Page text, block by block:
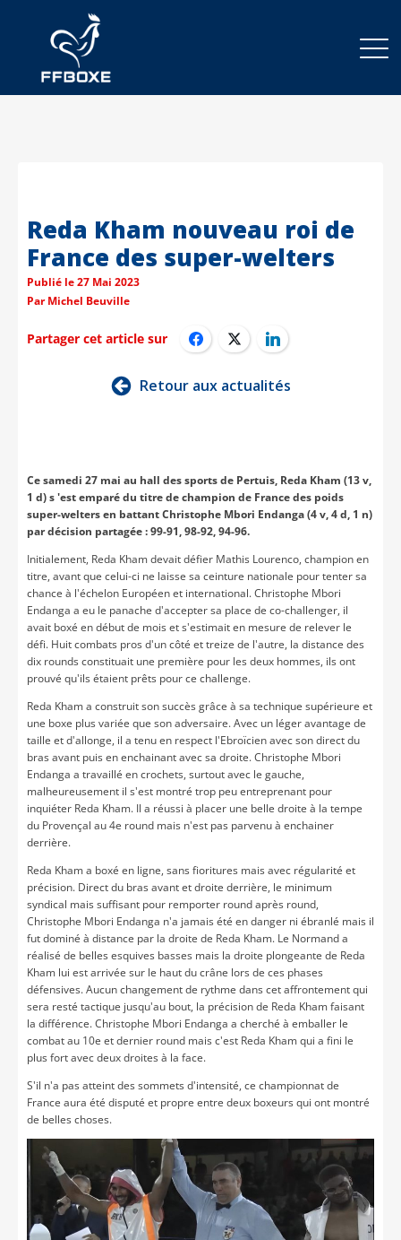
Reda Kham nouveau roi de
France des super-welters
Publié le27 Mai 2023
ParMichel Beuville
Partager cet article sur
Retour aux actualités
Ce samedi 27 mai au hall des sports de Pertuis, Reda Kham (13 v,
1 d) s 'est emparé du titre de champion de France des poids
super-welters en battant Christophe Mbori Endanga (4 v, 4 d, 1 n)
par décision partagée : 99-91, 98-92, 94-96.
Initialement, Reda Kham devait défier Mathis Lourenco, champion en
titre, avant que celui-ci ne laisse sa ceinture nationale pour tenter sa
chance à l'échelon Européen et international. Christophe Mbori
Endanga a eu le panache d'accepter sa place de co-challenger, il
avait boxé en début de mois et s'estimait en mesure de relever le
défi. Huit combats pros d'un côté et treize de l'autre, la distance des
dix rounds constituait une première pour les deux hommes, ils ont
prouvé qu'ils étaient prêts pour ce challenge.
Reda Kham a construit son succès grâce à sa technique supérieure et
une boxe plus variée que son adversaire. Avec un léger avantage de
taille et d'allonge, il a tenu en respect l'Ebroïcien avec son direct du
bras avant puis en enchainant avec sa droite. Christophe Mbori
Endanga a travaillé en crochets, surtout avec le gauche,
malheureusement il s'est montré trop peu entreprenant pour
inquiéter Reda Kham. Il a réussi à placer une belle droite à la tempe
du Provençal au 4e round mais n'est pas parvenu à enchainer
derrière.
Reda Kham a boxé en ligne, sans fioritures mais avec régularité et
précision. Direct du bras avant et droite derrière, le minimum
syndical mais suffisant pour remporter round après round,
Christophe Mbori Endanga n'a jamais été en danger ni ébranlé mais il
fut dominé à distance par la droite de Reda Kham. Le Normand a
réalisé de belles esquives basses mais la droite plongeante de Reda
Kham lui est arrivée sur le haut du crâne lors de ces phases
défensives. Aucun changement de rythme dans cet affrontement qui
sera resté tactique jusqu'au bout, la précision de Reda Kham faisant
la différence. Christophe Mbori Endanga a cherché à emballer le
combat au 10e et dernier round mais c'est Reda Kham qui a fini le
plus fort avec deux droites à la face.
S'il n'a pas atteint des sommets d'intensité, ce championnat de
France aura été disputé et propre entre deux boxeurs qui ont montré
de belles choses.